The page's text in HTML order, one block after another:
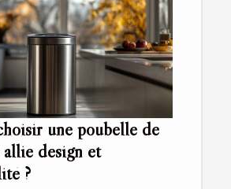
une poubelle de
design et
?